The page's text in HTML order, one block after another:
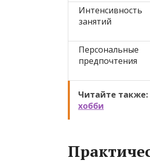
Интенсивность
занятий
Персональные
предпочтения
Читайте также:
хобби